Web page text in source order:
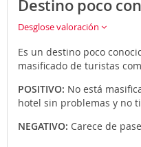
Destino poco
Desglose valoración
Es un destino poco
masificado de turistas
POSITIVO: No está
hotel sin problemas y no
NEGATIVO: Carece de